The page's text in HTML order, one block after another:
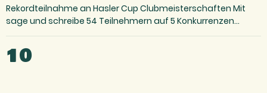
Rekordteilnahme an Hasler Cup Clubmeisterschaften Mit
sage und schreibe 54 Teilnehmern auf 5 Konkurrenzen
verteilt startete der…
10